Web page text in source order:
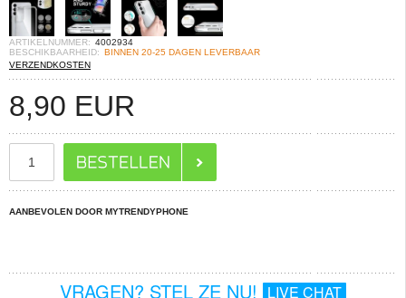
ARTIKELNUMMER: 4002934
BESCHIKBAARHEID: BINNEN 20-25 DAGEN LEVERBAAR
VERZENDKOSTEN
8,90 EUR
AANBEVOLEN DOOR MYTRENDYPHONE
VRAGEN? STEL ZE NU! LIVE CHAT